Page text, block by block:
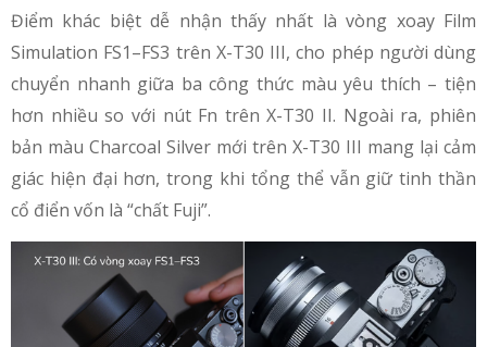
Điểm khác biệt dễ nhận thấy nhất là vòng xoay Film
Simulation FS1–FS3 trên X-T30 III, cho phép người dùng
chuyển nhanh giữa ba công thức màu yêu thích – tiện
hơn nhiều so với nút Fn trên X-T30 II. Ngoài ra, phiên
bản màu Charcoal Silver mới trên X-T30 III mang lại cảm
giác hiện đại hơn, trong khi tổng thể vẫn giữ tinh thần
cổ điển vốn là “chất Fuji”.